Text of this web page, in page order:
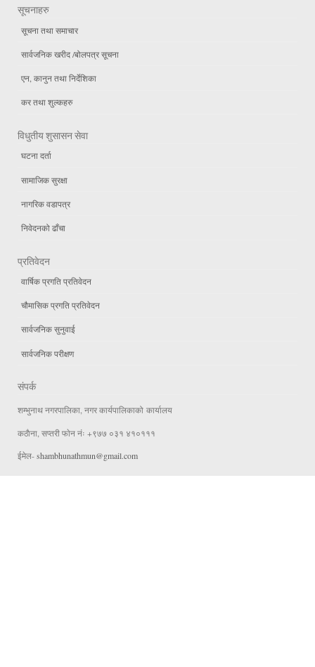
सूचनाहरु
सूचना तथा समाचार
सार्वजनिक खरीद /बोलपत्र सूचना
एन, कानुन तथा निर्देशिका
कर तथा शुल्कहरु
विधुतीय शुसासन सेवा
घटना दर्ता
सामाजिक सुरक्षा
नागरिक वडापत्र
निवेदनको ढाँचा
प्रतिवेदन
वार्षिक प्रगति प्रतिवेदन
चौमासिक प्रगति प्रतिवेदन
सार्वजनिक सुनुवाई
सार्वजनिक परीक्षण
संपर्क
शम्भुनाथ नगरपालिका, नगर कार्यपालिकाको कार्यालय
कठाैना, सप्तरी फाेन नंः +९७७ ०३१ ४१०१११
ईमेल-shambhunathmun@gmail.com